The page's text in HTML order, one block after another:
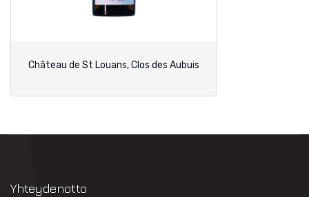
Château de St Louans, Clos des Aubuis
Yhteydenotto